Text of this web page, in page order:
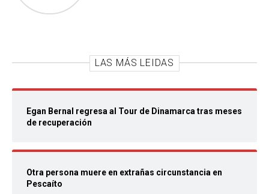
LAS MÁS LEIDAS
Egan Bernal regresa al Tour de Dinamarca tras meses
de recuperación
Otra persona muere en extrañas circunstancia en
Pescaíto